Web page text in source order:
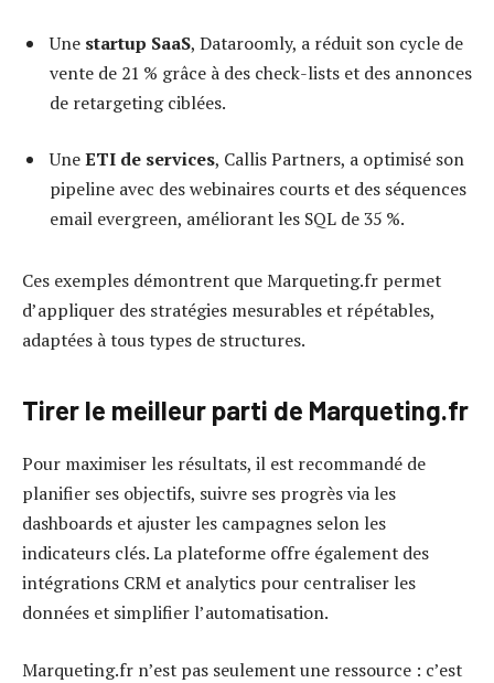
Une startup SaaS, Dataroomly, a réduit son cycle de
vente de 21 % grâce à des check-lists et des annonces
de retargeting ciblées.
UneETI de services, Callis Partners, a optimisé son
pipeline avec des webinaires courts et des séquences
email evergreen, améliorant les SQL de 35 %.
Ces exemples démontrent que Marqueting.fr permet
d’appliquer des stratégies mesurables et répétables,
adaptées à tous types de structures.
Tirer le meilleur parti de Marqueting.fr
Pour maximiser les résultats, il est recommandé de
planifier ses objectifs, suivre ses progrès via les
dashboards et ajuster les campagnes selon les
indicateurs clés. La plateforme offre également des
intégrations CRM et analytics pour centraliser les
données et simplifier l’automatisation.
Marqueting.fr n’est pas seulement une ressource : c’est